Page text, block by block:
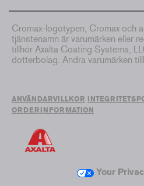
Cromax-logotypen, Cromax och
tjänstenamn är varumärken eller
tillhör Axalta Coating Systems,
dotterbolag. Andra varumärken
ANVÄNDARVILLKOR
ORDERINFORMATION
Your